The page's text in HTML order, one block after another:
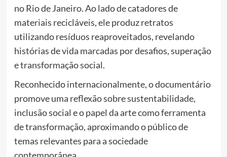
no Rio de Janeiro. Ao lado de catadores de
materiais recicláveis, ele produz retratos
utilizando resíduos reaproveitados, revelando
histórias de vida marcadas por desafios, superação
e transformação social.
Reconhecido internacionalmente, o documentário
promove uma reflexão sobre sustentabilidade,
inclusão social e o papel da arte como ferramenta
de transformação, aproximando o público de
temas relevantes para a sociedade